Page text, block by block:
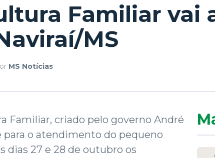
Familiar vai
MS
MS Notícias
Familiar, criado pelo governo André
o atendimento do pequeno
dias 27 e 28 de outubro os